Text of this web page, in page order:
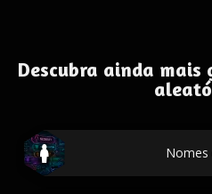
Descubra ainda mais
Nomes